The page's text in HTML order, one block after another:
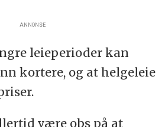
ANNONSE
leieperioder kan
kortere, og at helgeleie
være obs på at